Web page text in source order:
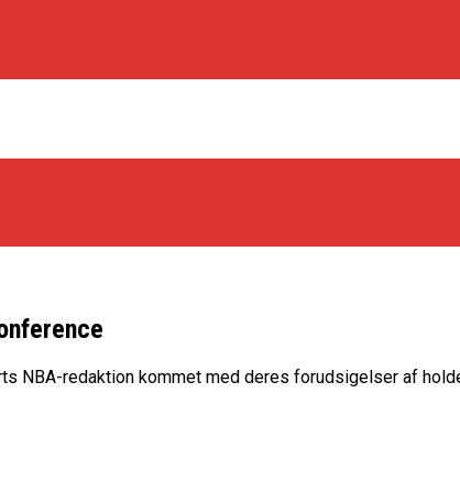
NBA-redaktion kommet med deres forudsigelser af